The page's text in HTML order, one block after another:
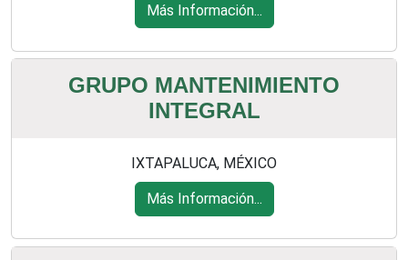
Más Información...
GRUPO MANTENIMIENTO
INTEGRAL
IXTAPALUCA, MÉXICO
Más Información...